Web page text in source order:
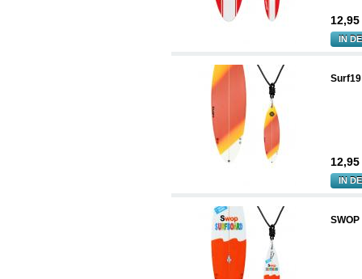
12,95
IN
Surf19
12,95
IN